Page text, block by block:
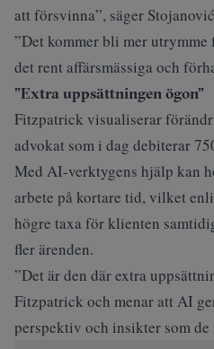
att försvinna”, säger
”Det kommer bli mer
det rent affärsmässiga och
”Extra uppsättningen ögon”
Fitzpatrick visualiserar
advokat som i dag debiterar
Med AI-verktygens hjälp kan
arbete på kortare tid, vilket
högre taxa för klienten
fler ärenden.
”Det är den där extra
Fitzpatrick och menar att AI
perspektiv och insikter som